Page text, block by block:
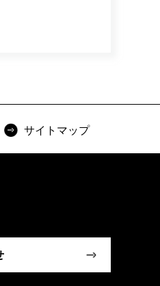
サイトマップ